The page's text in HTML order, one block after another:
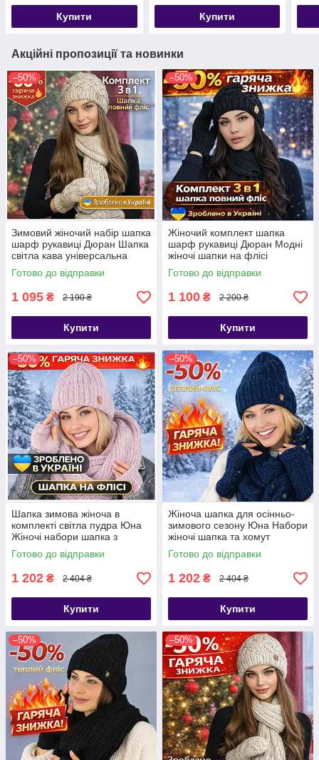
Купити Купити
Акційні пропозиції та новинки
–50%
Зимовий жіночий набір шапка
шарф рукавиці Дюран Шапка
світла кава універсальна
жіноча
Готово до відправки
1 095 ₴ 2 190 ₴
Купити
–50%
Жіночий комплект шапка
шарф рукавиці Дюран Модні
жіночі шапки на флісі
Готово до відправки
1 100 ₴ 2 200 ₴
Купити
–50%
Шапка зимова жіноча в
комплекті світла пудра Юна
Жіночі набори шапка з
шарфом
Готово до відправки
1 202 ₴ 2 404 ₴
Купити
–50%
Жіноча шапка для осінньо-
зимового сезону Юна Набори
жіночі шапка та хомут
Готово до відправки
1 202 ₴ 2 404 ₴
Купити
–50% –50%